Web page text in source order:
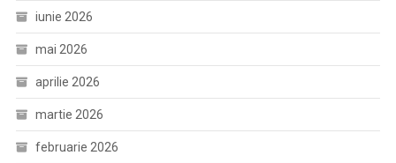
iunie 2026
mai 2026
aprilie 2026
martie 2026
februarie 2026